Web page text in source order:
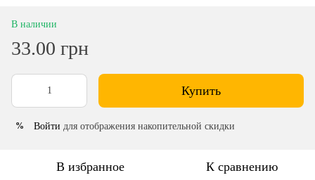
В наличии
33.00 грн
Купить
% Войти для отображения накопительной скидки
В избранное К сравнению